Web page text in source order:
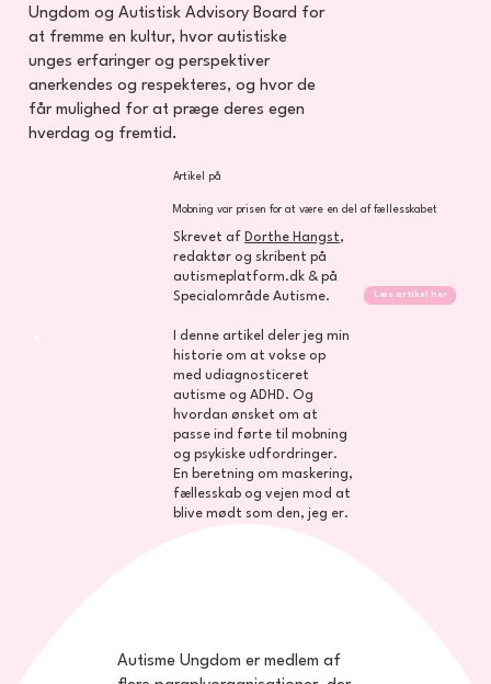
Ungdom og Autistisk Advisory Board for
at fremme en kultur, hvor autistiske
unges erfaringer og perspektiver
anerkendes og respekteres, og hvor de
får mulighed for at præge deres egen
hverdag og fremtid.
Artikel på
Mobning var prisen for at være en del af fællesskabet
Skrevet af Dorthe Hangst,
redaktør og skribent på
autismeplatform.dk & på
Specialområde Autisme.
I denne artikel deler jeg min
historie om at vokse op
med udiagnosticeret
autisme og ADHD. Og
hvordan ønsket om at
passe ind førte til mobning
og psykiske udfordringer.
En beretning om maskering,
fællesskab og vejen mod at
blive mødt som den, jeg er.
Læs artikel her
Autisme Ungdom er medlem af